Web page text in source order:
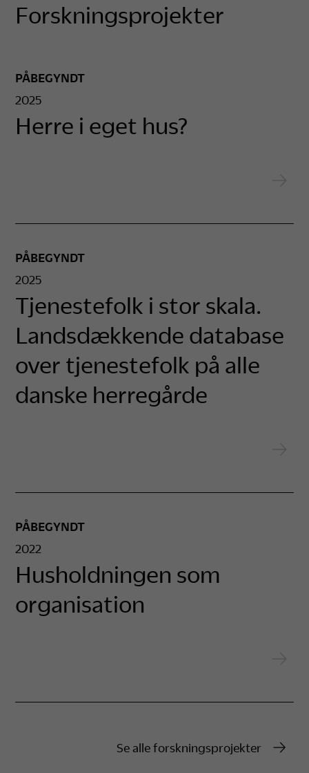
Forskningsprojekter
PÅBEGYNDT
2025
Herre i eget hus?
PÅBEGYNDT
2025
Tjenestefolk i stor skala.
Landsdækkende database
over tjenestefolk på alle
danske herregårde
PÅBEGYNDT
2022
Husholdningen som
organisation
Se alle forskningsprojekter